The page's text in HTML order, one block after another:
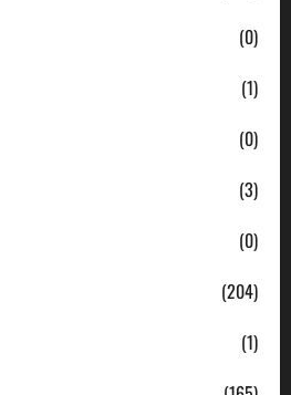
(0)
(1)
(0)
(3)
(0)
(204)
(1)